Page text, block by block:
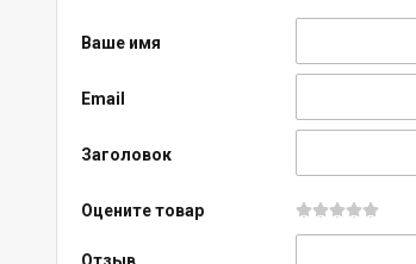
Ваше имя
Email
Заголовок
Оцените товар
Отзыв